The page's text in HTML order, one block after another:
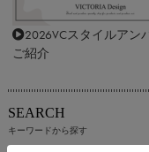
2026VCスタイルアン
ご紹介
SEARCH
キーワードから探す